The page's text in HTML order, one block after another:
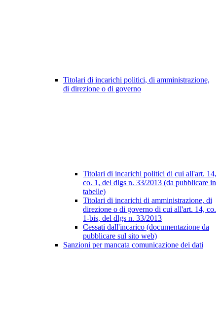
Titolari di incarichi politici, di amministrazione,
di direzione o di governo
Titolari di incarichi politici di cui all'art. 14,
co. 1, del dlgs n. 33/2013 (da pubblicare in
tabelle)
Titolari di incarichi di amministrazione, di
direzione o di governo di cui all'art. 14, co.
1-bis, del dlgs n. 33/2013
Cessati dall'incarico (documentazione da
pubblicare sul sito web)
Sanzioni per mancata comunicazione dei dati